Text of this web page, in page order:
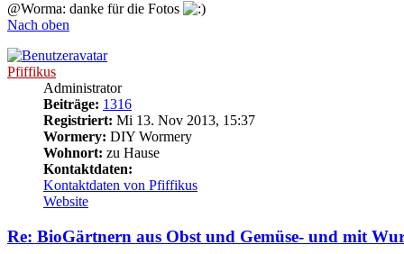
@Worma: danke für die Fotos
Nach oben
Pfiffikus
Administrator
Beiträge: 1316
Registriert: Mi 13. Nov 2013, 15:37
Wormery: DIY Wormery
Wohnort: zu Hause
Kontaktdaten:
Kontaktdaten von Pfiffikus
Website
Re: BioGärtnern aus Obst und Gemüse- und mit